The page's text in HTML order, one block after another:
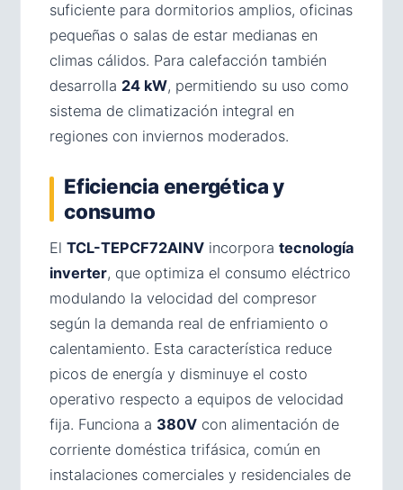
suficiente para dormitorios amplios, oficinas
pequeñas o salas de estar medianas en
climas cálidos. Para calefacción también
desarrolla 24 kW, permitiendo su uso como
sistema de climatización integral en
regiones con inviernos moderados.
Eficiencia energética y
consumo
El TCL-TEPCF72AINV incorpora tecnología
inverter, que optimiza el consumo eléctrico
modulando la velocidad del compresor
según la demanda real de enfriamiento o
calentamiento. Esta característica reduce
picos de energía y disminuye el costo
operativo respecto a equipos de velocidad
fija. Funciona a 380V con alimentación de
corriente doméstica trifásica, común en
instalaciones comerciales y residenciales de